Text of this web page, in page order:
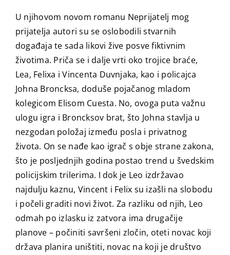
U njihovom novom romanu Neprijatelj mog
prijatelja autori su se oslobodili stvarnih
događaja te sada likovi žive posve fiktivnim
životima. Priča se i dalje vrti oko trojice braće,
Lea, Felixa i Vincenta Duvnjaka, kao i policajca
Johna Broncksa, doduše pojačanog mladom
kolegicom Elisom Cuesta. No, ovoga puta važnu
ulogu igra i Broncksov brat, što Johna stavlja u
nezgodan položaj između posla i privatnog
života. On se nađe kao igrač s obje strane zakona,
što je posljednjih godina postao trend u švedskim
policijskim trilerima. I dok je Leo izdržavao
najdulju kaznu, Vincent i Felix su izašli na slobodu
i počeli graditi novi život. Za razliku od njih, Leo
odmah po izlasku iz zatvora ima drugačije
planove – počiniti savršeni zločin, oteti novac koji
država planira uništiti, novac na koji je društvo